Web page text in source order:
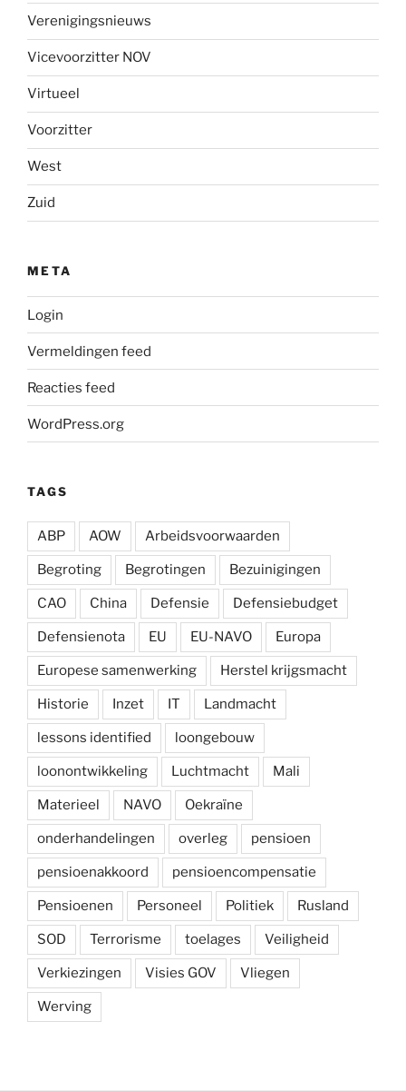
Verenigingsnieuws
Vicevoorzitter NOV
Virtueel
Voorzitter
West
Zuid
META
Login
Vermeldingen feed
Reacties feed
WordPress.org
TAGS
ABP AOW Arbeidsvoorwaarden
Begroting Begrotingen Bezuinigingen
CAO China Defensie Defensiebudget
Defensienota EU EU-NAVO Europa
Europese samenwerking Herstel krijgsmacht
Historie Inzet IT Landmacht
lessons identified loongebouw
loonontwikkeling Luchtmacht Mali
Materieel NAVO Oekraïne
onderhandelingen overleg pensioen
pensioenakkoord pensioencompensatie
Pensioenen Personeel Politiek Rusland
SOD Terrorisme toelages Veiligheid
Verkiezingen Visies GOV Vliegen
Werving